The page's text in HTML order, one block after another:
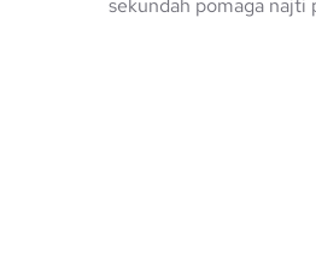
sekundah pomaga najti